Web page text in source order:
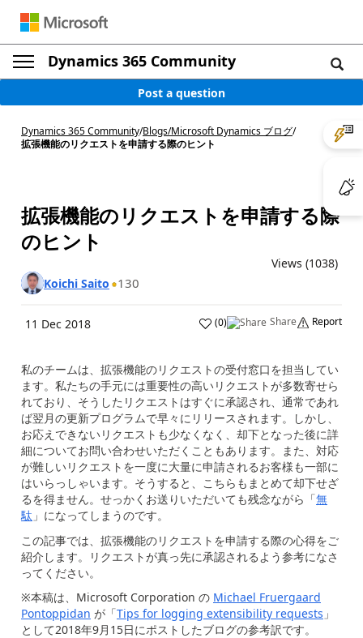
Dynamics 365 Community
Post a question
Dynamics 365 Community/Blogs/Microsoft Dynamics ブログ/
拡張機能のリクエストを申請する際のヒント
拡張機能のリクエストを申請する際
のヒント
Views (1038)
Koichi Saito
130
11 Dec 2018 (0) Share Report
私のチームは、拡張機能のリクエストの受付窓口を担当してい
ます。私たちの手元には重要性の高いリクエストが多数寄せら
れており、そうしたリクエストはすぐに承認され、通常であれ
ば翌月の更新プログラムで早々にリリースされます。しかし、
お応えできないリクエストも少なくなく、却下となった後に詳
細についてお問い合わせいただくこともあります。また、対応
が難しいリクエストを一度に大量に申請されるお客様も一部に
はいらっしゃいます。そうすると、こちらもまとめて却下せざ
るを得ません。せっかくお送りいただいても残念ながら「無
駄 」になってしまうのです。
この記事では、拡張機能のリクエストを申請する際の心得をご
紹介します。リクエストが真っ先に承認されるよう参考になさ
ってください。
※本稿は、Microsoft Corporation の Michael Fruergaard
Pontoppidan が「Tips for logging extensibility requests 」
として2018年9月15日にポストしたブログの参考訳です。